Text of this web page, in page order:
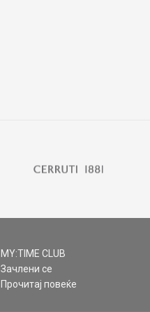
MY:TIME CLUB
Зачлени се
Прочитај повеќе